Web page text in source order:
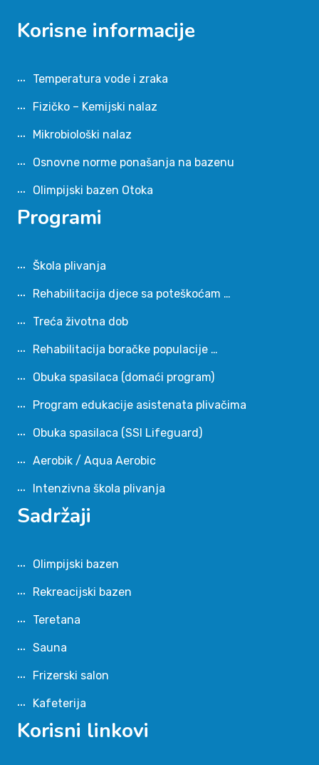
Korisne informacije
Temperatura vode i zraka
Fizičko – Kemijski nalaz
Mikrobiološki nalaz
Osnovne norme ponašanja na bazenu
Olimpijski bazen Otoka
Programi
Škola plivanja
Rehabilitacija djece sa poteškoćam …
Treća životna dob
Rehabilitacija boračke populacije …
Obuka spasilaca (domaći program)
Program edukacije asistenata plivačima
Obuka spasilaca (SSI Lifeguard)
Aerobik / Aqua Aerobic
Intenzivna škola plivanja
Sadržaji
Olimpijski bazen
Rekreacijski bazen
Teretana
Sauna
Frizerski salon
Kafeterija
Korisni linkovi